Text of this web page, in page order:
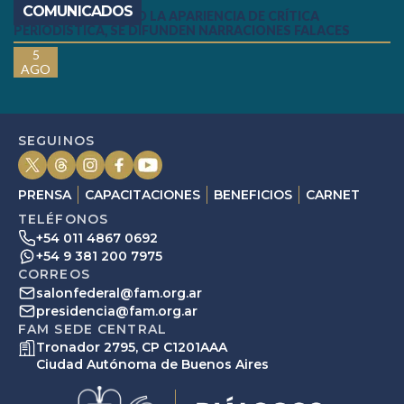
COMUNICADOS
COMUNICADO: BAJO LA APARIENCIA DE CRÍTICA
PERIODÍSTICA, SE DIFUNDEN NARRACIONES FALACES
5
AGO
SEGUINOS
PRENSA CAPACITACIONES BENEFICIOS
CARNET
TELÉFONOS
+54 011 4867 0692
+54 9 381 200 7975
CORREOS
salonfederal@fam.org.ar
presidencia@fam.org.ar
FAM SEDE CENTRAL
Tronador 2795, CP C1201AAA
Ciudad Autónoma de Buenos Aires